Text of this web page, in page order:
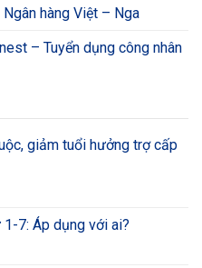
hàng Việt – Nga
– Tuyển dụng công nhân
giảm tuổi hưởng trợ cấp
7: Áp dụng với ai?